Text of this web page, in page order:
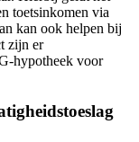
toetsinkomen via
kan ook helpen bij
zijn er
hypotheek voor